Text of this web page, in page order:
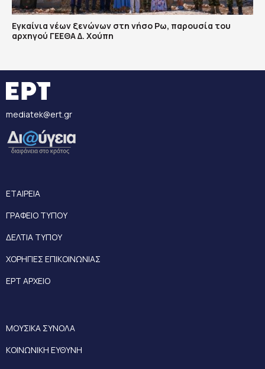
Εγκαίνια νέων ξενώνων στη νήσο Ρω, παρουσία του
αρχηγού ΓΕΕΘΑ Δ. Χούπη
mediatek@ert.gr
ΕΤΑΙΡΕΙΑ
ΓΡΑΦΕΙΟ ΤΥΠΟΥ
ΔΕΛΤΙΑ ΤΥΠΟΥ
ΧΟΡΗΓΙΕΣ ΕΠΙΚΟΙΝΩΝΙΑΣ
ΕΡΤ ΑΡΧΕΙΟ
ΜΟΥΣΙΚΑ ΣΥΝΟΛΑ
ΚΟΙΝΩΝΙΚΗ ΕΥΘΥΝΗ